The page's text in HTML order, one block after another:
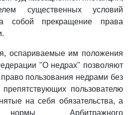
существенных условий
собой прекращение права
оспариваемые им положения
"О недрах" позволяют
пользования недрами без
препятствующих пользователю
на себя обязательства, а
нормы Арбитражного